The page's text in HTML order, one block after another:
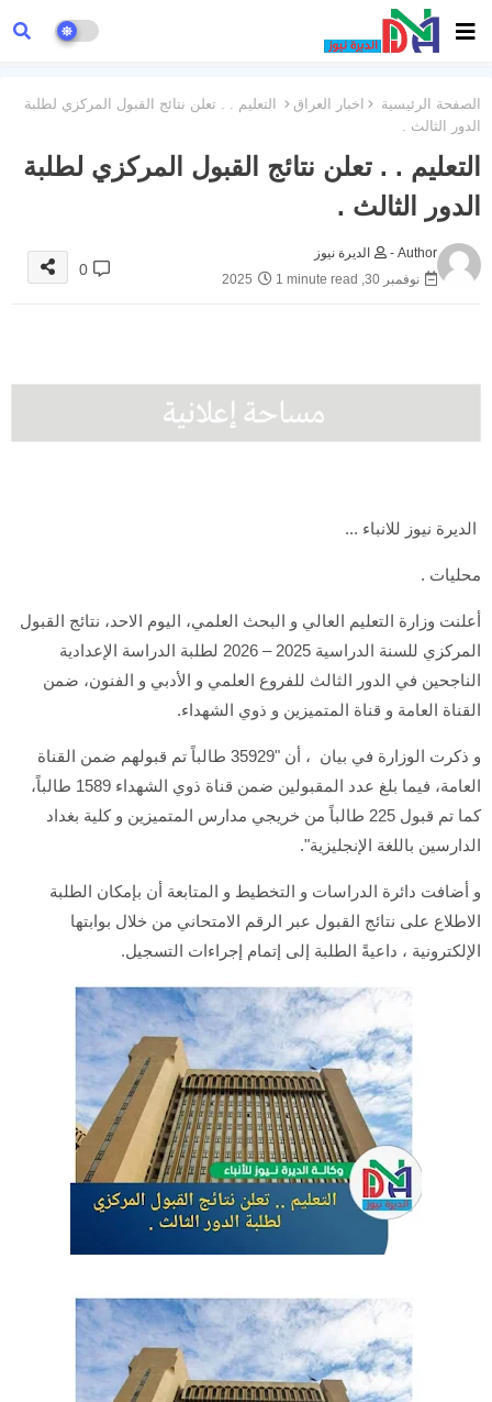
الصفحة الرئيسية اخبار العراق
التعليم . . تعلن نتائج القبول المركزي لطلبة
الدور الثالث .
التعليم . . تعلن نتائج القبول المركزي لطلبة
الدور الثالث .
Author -
الديرة نيوز
نوفمبر 30, 2025
1 minute read
0
الديرة نيوز للانباء ...
محليات .
أعلنت وزارة التعليم العالي و البحث العلمي، اليوم الاحد، نتائج القبول
المركزي للسنة الدراسية 2025 – 2026 لطلبة الدراسة الإعدادية
الناجحين في الدور الثالث للفروع العلمي و الأدبي و الفنون، ضمن
القناة العامة و قناة المتميزين و ذوي الشهداء.
و ذكرت الوزارة في بيان ، أن "35929 طالباً تم قبولهم ضمن القناة
العامة، فيما بلغ عدد المقبولين ضمن قناة ذوي الشهداء 1589 طالباً،
كما تم قبول 225 طالباً من خريجي مدارس المتميزين و كلية بغداد
الدارسين باللغة الإنجليزية".
و أضافت دائرة الدراسات و التخطيط و المتابعة أن بإمكان الطلبة
الاطلاع على نتائج القبول عبر الرقم الامتحاني من خلال بوابتها
الإلكترونية ، داعيةً الطلبة إلى إتمام إجراءات التسجيل.